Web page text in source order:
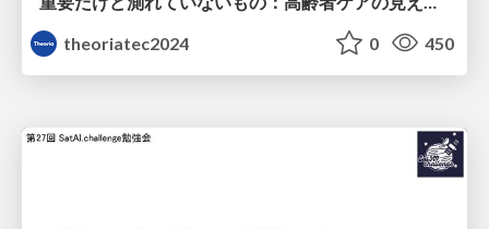
theoriatec2024
0 450